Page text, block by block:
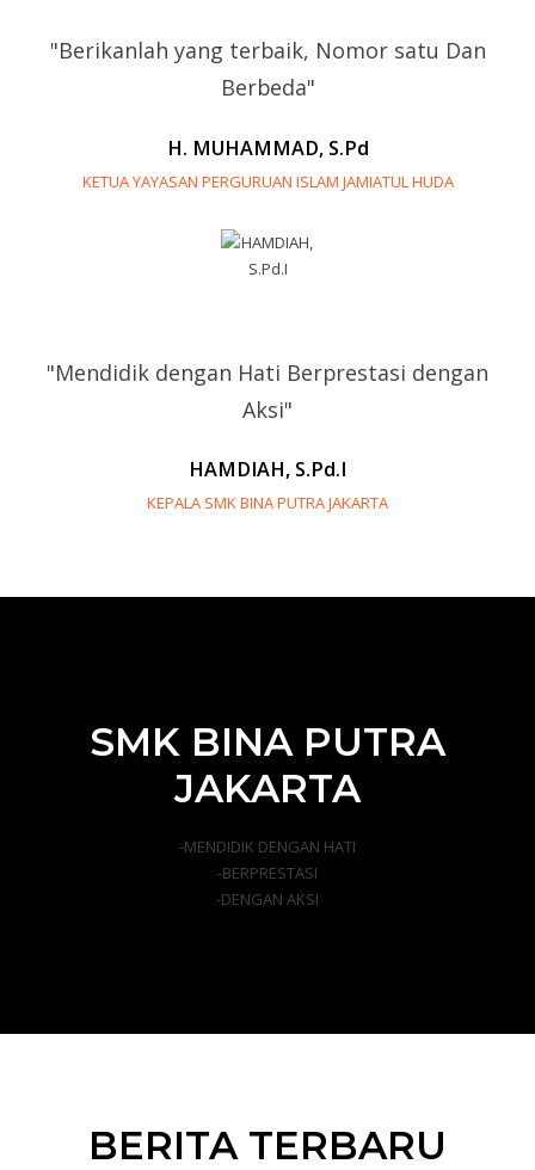
"Berikanlah yang terbaik, Nomor satu Dan
Berbeda"
H. MUHAMMAD, S.Pd
KETUA YAYASAN PERGURUAN ISLAM JAMIATUL HUDA
"Mendidik dengan Hati Berprestasi dengan
Aksi"
HAMDIAH, S.Pd.I
KEPALA SMK BINA PUTRA JAKARTA
SMK BINA PUTRA
JAKARTA
-MENDIDIK DENGAN HATI
-BERPRESTASI
-DENGAN AKSI
BERITA TERBARU